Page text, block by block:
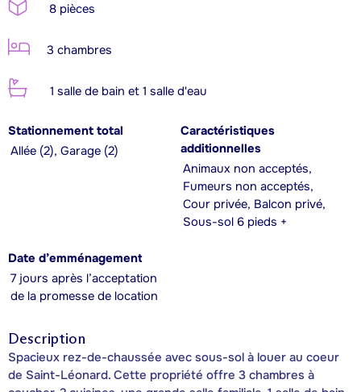
8 pièces
3 chambres
1 salle de bain et 1 salle d'eau
Stationnement total
Allée (2), Garage (2)
Caractéristiques
additionnelles
Animaux non acceptés,
Fumeurs non acceptés,
Cour privée, Balcon privé,
Sous-sol 6 pieds +
Date d’emménagement
7 jours après l’acceptation
de la promesse de location
Description
Spacieux rez-de-chaussée avec sous-sol à louer au coeur
de Saint-Léonard. Cette propriété offre 3 chambres à